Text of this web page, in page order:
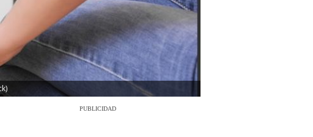
PUBLICIDAD